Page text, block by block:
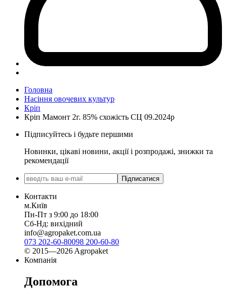
Головна
Насіння овочевих культур
Кріп
Кріп Мамонт 2г. 85% схожість СЦ 09.2024р
Підписуйтесь і будьте першими
Новинки, цікаві новини, акції і розпродажі, знижки та
рекомендації
Підписатися
Контакти
м.Київ
Пн-Пт з 9:00 до 18:00
Сб-Нд: вихідний
info@agropaket.com.ua
073 202-60-80098 200-60-80
© 2015—2026 Agropaket
Компанія
Допомога